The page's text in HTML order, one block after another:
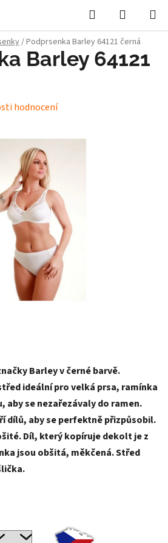
Hledat
KOŠÍK
/Podprsenka Barley 64121 černá
Barley v černé barvě.
ideální pro velká prsa, ramínka
aby se nezařezávaly do ramen.
dílů, aby se perfektně přizpůsobil.
Díl, který kopíruje dekolt je z
jsou obšitá, měkčená. Střed
Barley 64121
hodnocení